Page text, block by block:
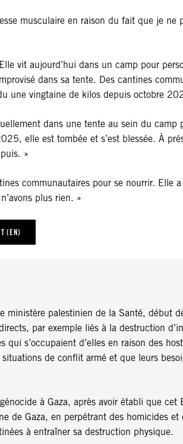
musculaire en raison du fait que je ne
vit aujourd’hui dans un camp pour
dans sa tente. Des cantines
une vingtaine de kilos depuis octobre
dans une tente au sein du camp
elle est tombée et s’est blessée. À
»
communautaires pour se nourrir. Elle
plus rien. »
(EN)
ministère palestinien de la Santé, début
par exemple liés à la destruction
s’occupaient d’elles en raison des
de conflit armé et que leurs
à Gaza, après avoir établi que cet
Gaza, en perpétrant des homicides et
à entraîner sa destruction physique.